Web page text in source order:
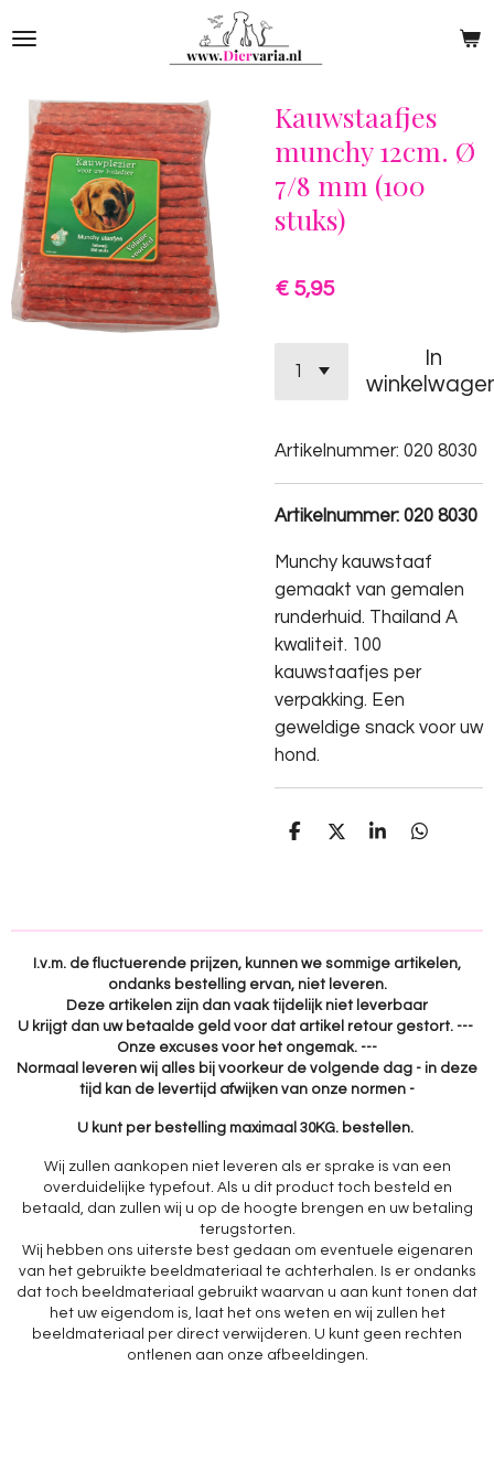
direct
de
hoofdinhoud
Kauwstaafjes
munchy 12cm. Ø
7/8 mm (100
stuks)
€ 5,95
In
Artikelnummer: 020 8030
Artikelnummer: 020 8030
Munchy kauwstaaf
gemaakt van gemalen
runderhuid. Thailand A
kwaliteit. 100
kauwstaafjes per
verpakking. Een
geweldige snack voor uw
hond.
D
D
S
D
I.v.m. de fluctuerende prijzen, kunnen we sommige artikelen,
ondanks bestelling ervan, niet leveren.
Deze artikelen zijn dan vaak tijdelijk niet leverbaar
U krijgt dan uw betaalde geld voor dat artikel retour gestort. ---
Onze excuses voor het ongemak. ---
Normaal leveren wij alles bij voorkeur de volgende dag - in deze
tijd kan de levertijd afwijken van onze normen -
U kunt per bestelling maximaal 30KG. bestellen.
Wij zullen aankopen niet leveren als er sprake is van een
overduidelijke typefout. Als u dit product toch besteld en
betaald, dan zullen wij u op de hoogte brengen en uw betaling
terugstorten.
Wij hebben ons uiterste best gedaan om eventuele eigenaren
van het gebruikte beeldmateriaal te achterhalen. Is er ondanks
dat toch beeldmateriaal gebruikt waarvan u aan kunt tonen dat
het uw eigendom is, laat het ons weten en wij zullen het
beeldmateriaal per direct verwijderen. U kunt geen rechten
ontlenen aan onze afbeeldingen.